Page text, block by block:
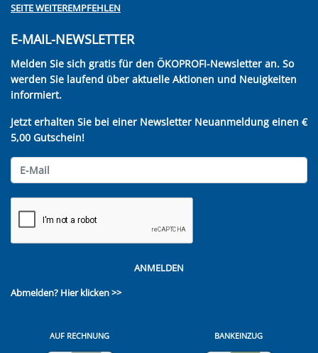
SEITE WEITEREMPFEHLEN
E-MAIL-NEWSLETTER
Melden Sie sich gratis für den ÖKOPROFI-Newsletter an. So
werden Sie laufend über aktuelle Aktionen und Neuigkeiten
informiert.
Jetzt erhalten Sie bei einer Newsletter Neuanmeldung einen €
5,00 Gutschein!
ANMELDEN
Abmelden? Hier klicken >>
AUF RECHNUNG BANKEINZUG